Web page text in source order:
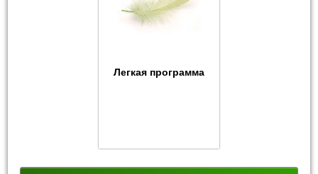
Легкая программа